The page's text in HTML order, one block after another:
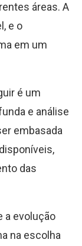
áreas. A
e o
em um
é um
e análise
embasada
das
a evolução
na escolha